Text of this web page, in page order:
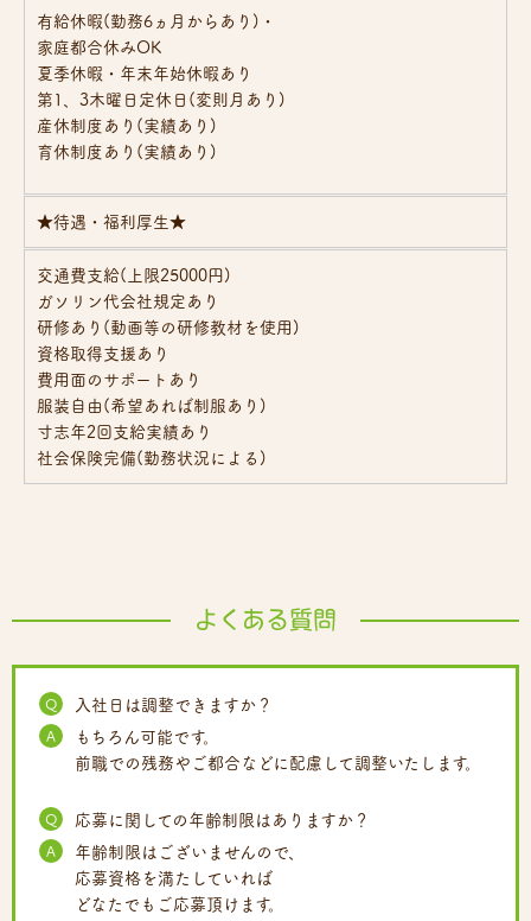
有給休暇(勤務6ヵ月からあり)・
家庭都合休みOK
夏季休暇・年末年始休暇あり
第1、3木曜日定休日(変則月あり)
産休制度あり(実績あり)
育休制度あり(実績あり)
★待遇・福利厚生★
交通費支給(上限25000円)
ガソリン代会社規定あり
研修あり(動画等の研修教材を使用)
資格取得支援あり
費用面のサポートあり
服装自由(希望あれば制服あり)
寸志年2回支給実績あり
社会保険完備(勤務状況による)
よくある質問
Q 入社日は調整できますか？
A
もちろん可能です。
前職での残務やご都合などに配慮して調整いたします。
Q 応募に関しての年齢制限はありますか？
A
年齢制限はございませんので、
応募資格を満たしていれば
どなたでもご応募頂けます。